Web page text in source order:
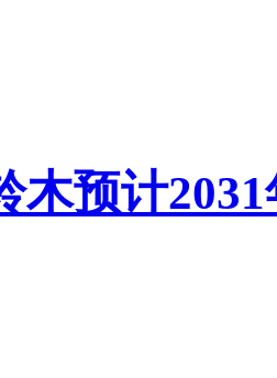
木预计